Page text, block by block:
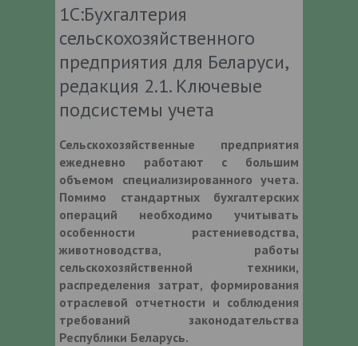
1С:Бухгалтерия
сельскохозяйственного
предприятия для Беларуси,
редакция 2.1. Ключевые
подсистемы учета
Сельскохозяйственные предприятия
ежедневно работают с большим
объемом специализированного учета.
Помимо стандартных бухгалтерских
операций необходимо учитывать
особенности растениеводства,
животноводства, работы
сельскохозяйственной техники,
распределения затрат, формирования
отраслевой отчетности и соблюдения
требований законодательства
Республики Беларусь.